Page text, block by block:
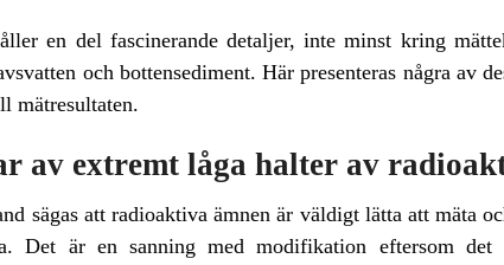
en del fascinerande detaljer, inte minst kring
och bottensediment. Här presenteras några av
mätresultaten.
av extremt låga halter av
sägas att radioaktiva ämnen är väldigt lätta att mäta
Det är en sanning med modifikation eftersom det